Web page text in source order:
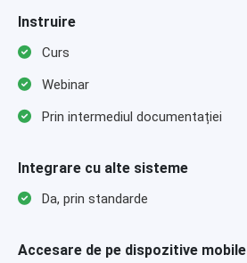
Instruire
Curs
Webinar
Prin intermediul documentației
Integrare cu alte sisteme
Da, prin standarde
Accesare de pe dispozitive mobile